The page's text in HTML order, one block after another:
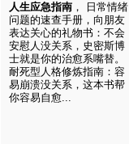
人生应急指南 ， 日常情绪
问题的速查手册，向朋友
表达关心的礼物书：不会
安慰人没关系，史密斯博
士就是你的治愈系嘴替。
耐死型人格修炼指南：容
易崩溃没关系，这本书帮
你容易自愈...